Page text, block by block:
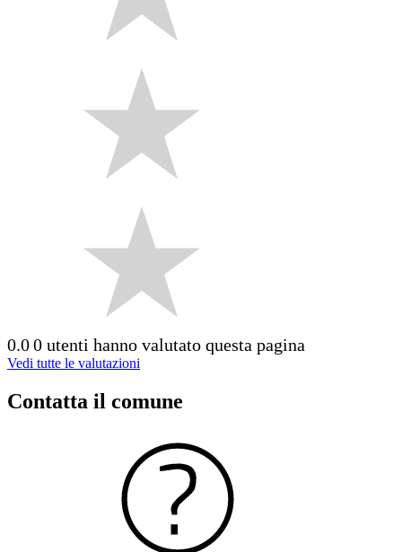
0.00 utenti hanno valutato questa pagina
Vedi tutte le valutazioni
Contatta il comune